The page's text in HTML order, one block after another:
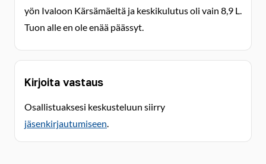
yön Ivaloon Kärsämäeltä ja keskikulutus oli vain 8,9 L.
Tuon alle en ole enää päässyt.
Kirjoita vastaus
Osallistuaksesi keskusteluun siirry
jäsenkirjautumiseen.